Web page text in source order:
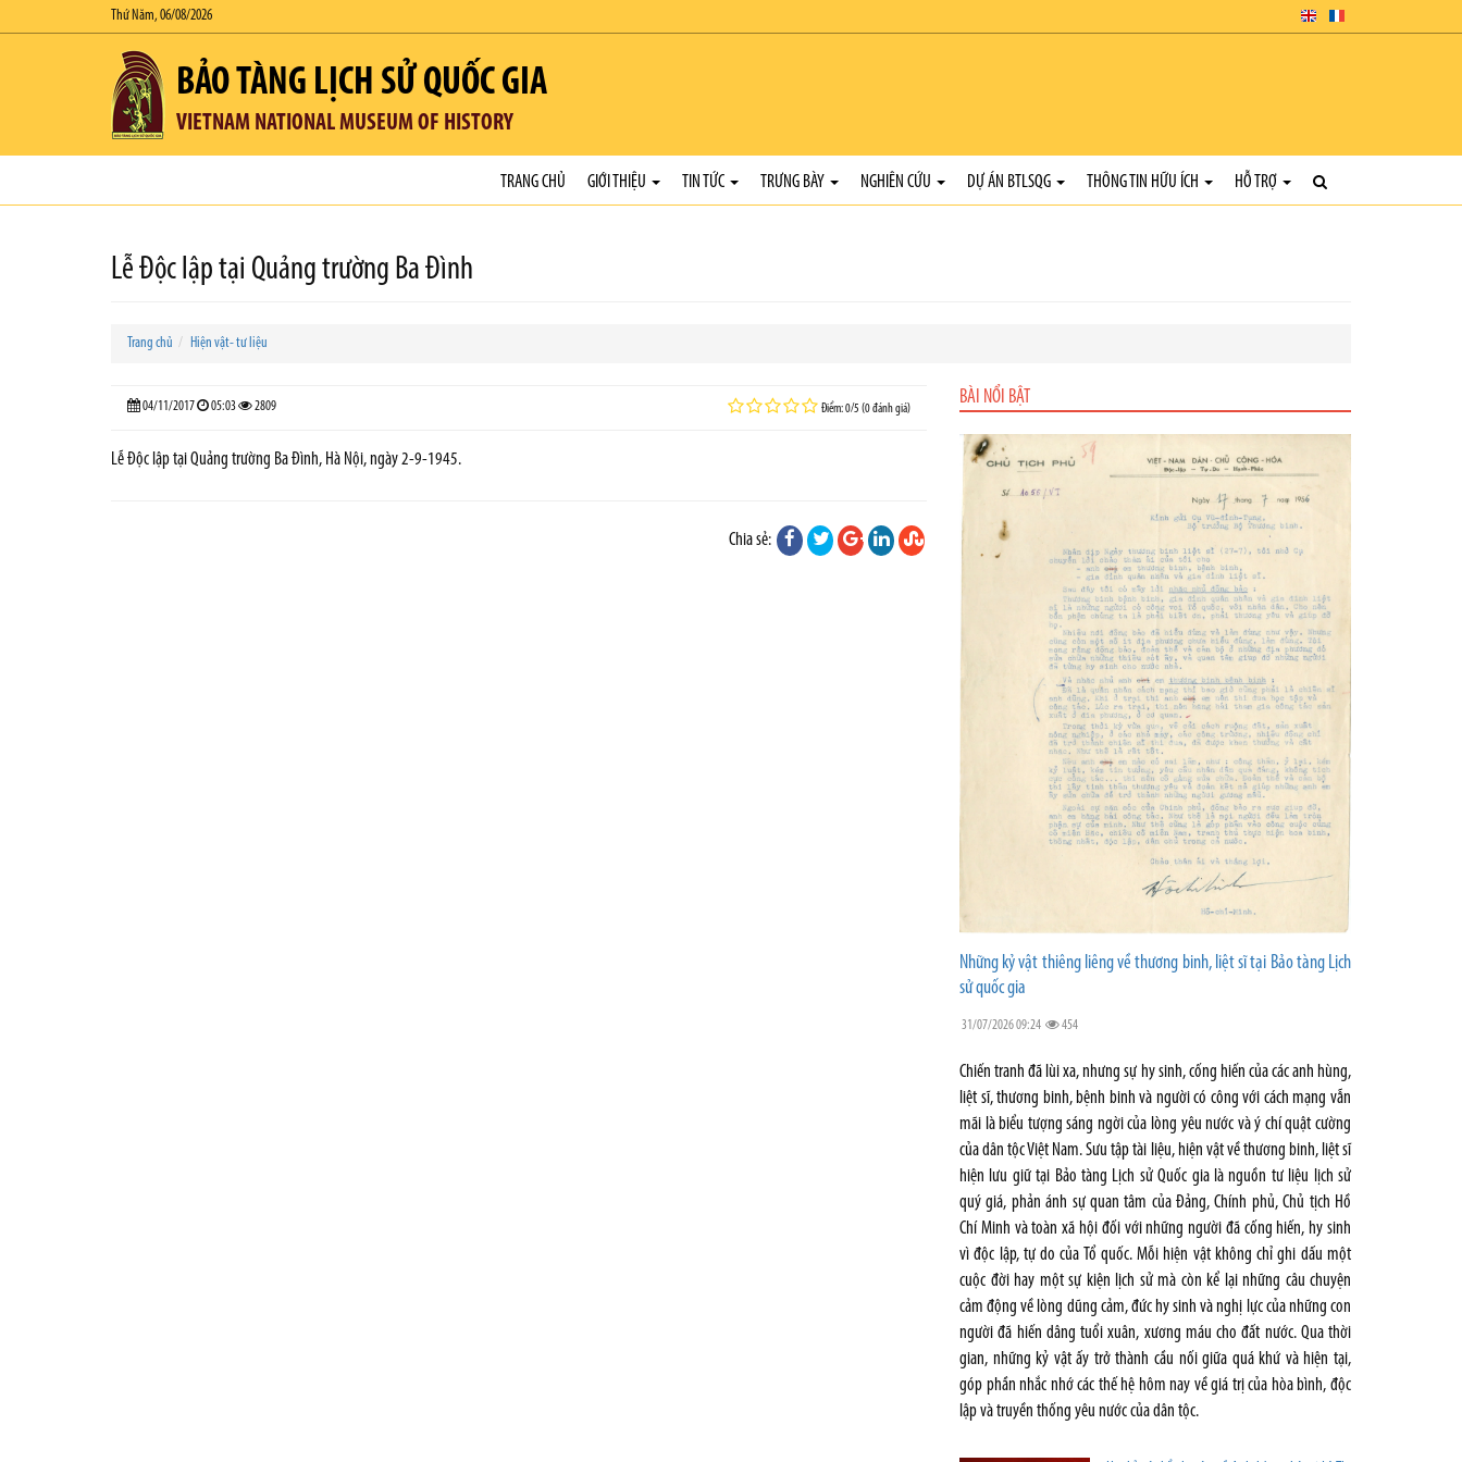
Thứ Năm, 06/08/2026
BẢO TÀNG LỊCH SỬ QUỐC GIA
VIETNAM NATIONAL MUSEUM OF HISTORY
TRANG CHỦ GIỚI THIỆU TIN TỨC TRƯNG BÀY NGHIÊN CỨU DỰ ÁN BTLSQG THÔNG TIN HỮU ÍCH HỖ TRỢ
Lễ Độc lập tại Quảng trường Ba Đình
Trang chủ Hiện vật- tư liệu
04/11/2017 05:03 2809 Điểm: 0/5 (0 đánh giá)
Lễ Độc lập tại Quảng trường Ba Đình, Hà Nội, ngày 2-9-1945.
Chia sẻ:
BÀI NỔI BẬT
Những kỷ vật thiêng liêng về thương binh, liệt sĩ tại Bảo tàng Lịch
sử quốc gia
31/07/2026 09:24 454
Chiến tranh đã lùi xa, nhưng sự hy sinh, cống hiến của các anh hùng,
liệt sĩ, thương binh, bệnh binh và người có công với cách mạng vẫn
mãi là biểu tượng sáng ngời của lòng yêu nước và ý chí quật cường
của dân tộc Việt Nam. Sưu tập tài liệu, hiện vật về thương binh, liệt sĩ
hiện lưu giữ tại Bảo tàng Lịch sử Quốc gia là nguồn tư liệu lịch sử
quý giá, phản ánh sự quan tâm của Đảng, Chính phủ, Chủ tịch Hồ
Chí Minh và toàn xã hội đối với những người đã cống hiến, hy sinh
vì độc lập, tự do của Tổ quốc. Mỗi hiện vật không chỉ ghi dấu một
cuộc đời hay một sự kiện lịch sử mà còn kể lại những câu chuyện
cảm động về lòng dũng cảm, đức hy sinh và nghị lực của những con
người đã hiến dâng tuổi xuân, xương máu cho đất nước. Qua thời
gian, những kỷ vật ấy trở thành cầu nối giữa quá khứ và hiện tại,
góp phần nhắc nhớ các thế hệ hôm nay về giá trị của hòa bình, độc
lập và truyền thống yêu nước của dân tộc.